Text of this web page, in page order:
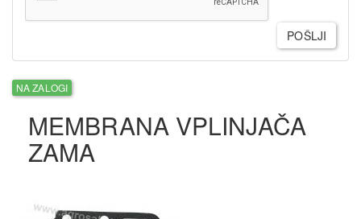
POŠLJI
NA ZALOGI
MEMBRANA VPLINJAČA
ZAMA